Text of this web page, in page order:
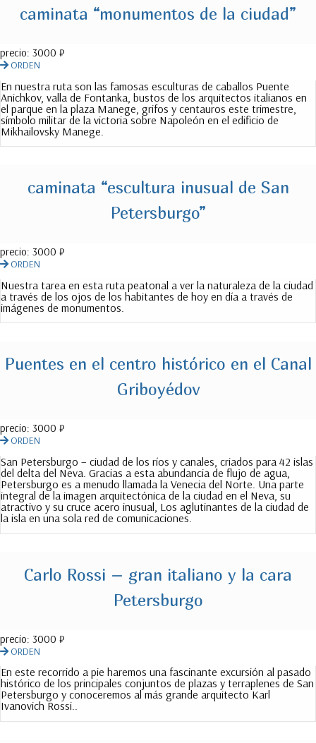
caminata “monumentos de la ciudad”
precio: 3000 ₽
ORDEN
En nuestra ruta son las famosas esculturas de caballos Puente
Anichkov, valla de Fontanka, bustos de los arquitectos italianos en
el parque en la plaza Manege, grifos y centauros este trimestre,
símbolo militar de la victoria sobre Napoleón en el edificio de
Mikhailovsky Manege.
caminata “escultura inusual de San
Petersburgo”
precio: 3000 ₽
ORDEN
Nuestra tarea en esta ruta peatonal a ver la naturaleza de la ciudad
a través de los ojos de los habitantes de hoy en día a través de
imágenes de monumentos.
Puentes en el centro histórico en el Canal
Griboyédov
precio: 3000 ₽
ORDEN
San Petersburgo – ciudad de los ríos y canales, criados para 42 islas
del delta del Neva. Gracias a esta abundancia de flujo de agua,
Petersburgo es a menudo llamada la Venecia del Norte. Una parte
integral de la imagen arquitectónica de la ciudad en el Neva, su
atractivo y su cruce acero inusual, Los aglutinantes de la ciudad de
la isla en una sola red de comunicaciones.
Carlo Rossi – gran italiano y la cara
Petersburgo
precio: 3000 ₽
ORDEN
En este recorrido a pie haremos una fascinante excursión al pasado
histórico de los principales conjuntos de plazas y terraplenes de San
Petersburgo y conoceremos al más grande arquitecto Karl
Ivanovich Rossi..